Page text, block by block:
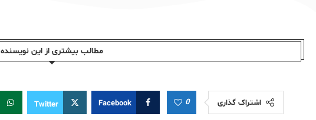
مطالب بیشتری از این نویسندە
اشتراک گذاری 0
Facebook
Twitter